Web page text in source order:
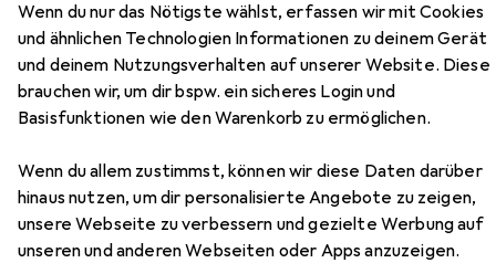
Wenn du nur das Nötigste wählst, erfassen wir mit Cookies
und ähnlichen Technologien Informationen zu deinem Gerät
und deinem Nutzungsverhalten auf unserer Website. Diese
brauchen wir, um dir bspw. ein sicheres Login und
Basisfunktionen wie den Warenkorb zu ermöglichen.
Wenn du allem zustimmst, können wir diese Daten darüber
hinaus nutzen, um dir personalisierte Angebote zu zeigen,
unsere Webseite zu verbessern und gezielte Werbung auf
unseren und anderen Webseiten oder Apps anzuzeigen.
SamsungBar Plus
256 GB, USB-A
Zubehör für Samsung Bar Plus
Hier findest du passendes Zubehör zum Produkt Samsung
Bar Plus aus den Kategorien USB Kabel und Videokabel.